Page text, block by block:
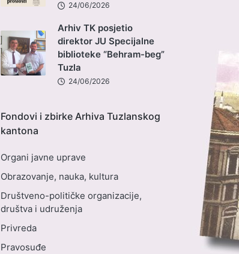
24/06/2026
Arhiv TK posjetio
direktor JU Specijalne
biblioteke “Behram-beg”
Tuzla
24/06/2026
Fondovi i zbirke Arhiva Tuzlanskog
kantona
Organi javne uprave
Obrazovanje, nauka, kultura
Društveno-političke organizacije,
društva i udruženja
Privreda
Pravosuđe